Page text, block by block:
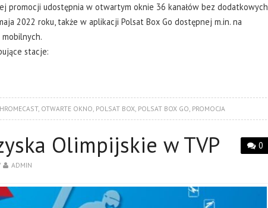
promocji udostępnia w otwartym oknie 36 kanałów bez dodatkowych
2022 roku, także w aplikacji Polsat Box Go dostępnej m.in. na
stacje:
, OTWARTE OKNO POLSAT BOX, POLSAT BOX GO PROMOCJA
0
Olimpijskie w TVP
ADMIN